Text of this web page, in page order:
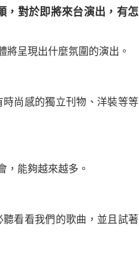
，對於即將來台演出，有怎
呈現出什麼氛圍的演出。
尚感的獨立刊物、洋裝等等
，能夠越來越多。
看看我們的歌曲，並且試著